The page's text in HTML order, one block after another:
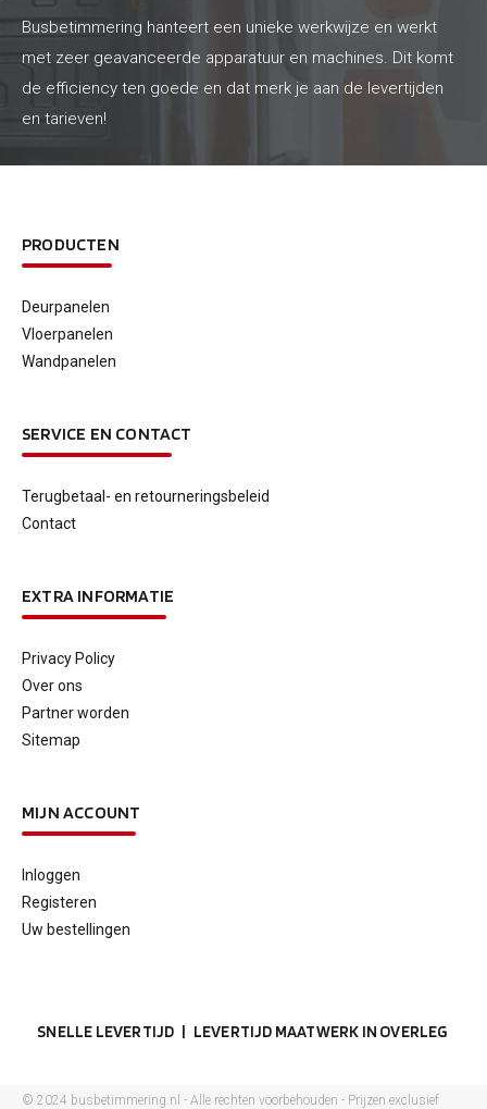
Busbetimmering hanteert een unieke werkwijze en werkt
met zeer geavanceerde apparatuur en machines. Dit komt
de efficiency ten goede en dat merk je aan de levertijden
en tarieven!
PRODUCTEN
Deurpanelen
Vloerpanelen
Wandpanelen
SERVICE EN CONTACT
Terugbetaal- en retourneringsbeleid
Contact
EXTRA INFORMATIE
Privacy Policy
Over ons
Partner worden
Sitemap
MIJN ACCOUNT
Inloggen
Registeren
Uw bestellingen
SNELLE LEVERTIJD | LEVERTIJD MAATWERK IN OVERLEG
© 2024 busbetimmering.nl - Alle rechten voorbehouden - Prijzen exclusief